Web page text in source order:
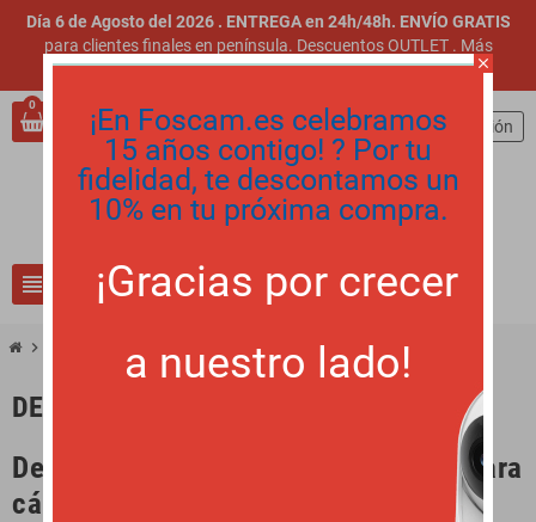
Día 6 de Agosto del 2026 . ENTREGA en 24h/48h. ENVÍO GRATIS
para clientes finales en península. Descuentos OUTLET . Más
información.
0
view_headline search
personIniciar sesión
chevron_right
DESCARGA
Descarga de Programas y Manuales para
cámaras IP
close
¡En Foscam.es celebramos
15 años contigo! ? Por tu
fidelidad, te descontamos un
10% en tu próxima compra.
¡Gracias por crecer
a nuestro lado!